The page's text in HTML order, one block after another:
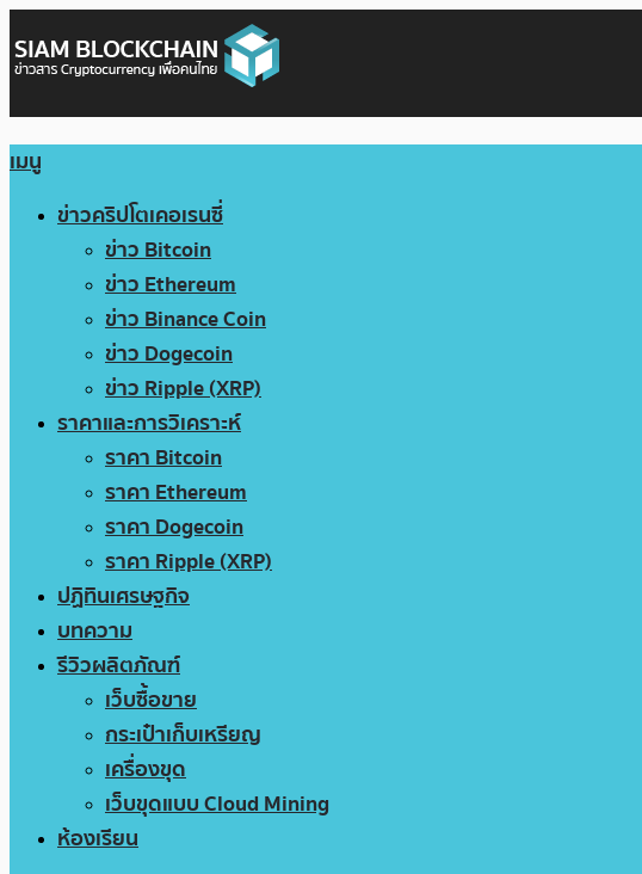
เมนู
ข่าวคริปโตเคอเรนซี่
ข่าว Bitcoin
ข่าว Ethereum
ข่าว Binance Coin
ข่าว Dogecoin
ข่าว Ripple (XRP)
ราคาและการวิเคราะห์
ราคา Bitcoin
ราคา Ethereum
ราคา Dogecoin
ราคา Ripple (XRP)
ปฏิทินเศรษฐกิจ
บทความ
รีวิวผลิตภัณฑ์
เว็บซื้อขาย
กระเป๋าเก็บเหรียญ
เครื่องขุด
เว็บขุดแบบ Cloud Mining
ห้องเรียน